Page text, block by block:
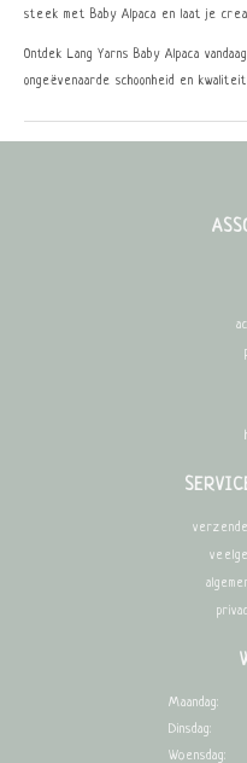
steek met Baby Alpaca en laat je
Ontdek Lang Yarns Baby Alpaca
ongeëvenaarde schoonheid en
Maandag:
Dinsdag:
Woensdag: